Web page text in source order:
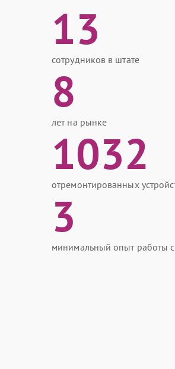
13
сотрудников в штате
8
лет на рынке
1032
отремонтированных
3
минимальный опыт работы